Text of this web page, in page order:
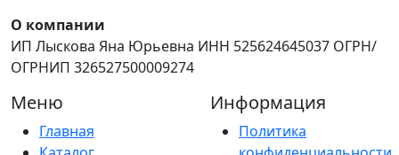
О компании
ИП Лыскова Яна Юрьевна ИНН 525624645037 ОГРН/
ОГРНИП 326527500009274
Меню
Главная
Информация
Политика